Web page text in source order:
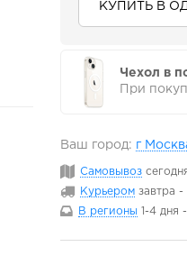
КУПИТЬ В
Чехол в
При
Ваш город: г
Самовывоз
Курьером завтра -
В регионы 1-4 дня -